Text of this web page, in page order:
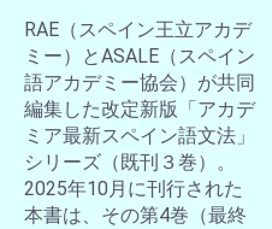
RAE（スペイン王立アカデ
ミー）とASALE（スペイン
語アカデミー協会）が共同
編集した改定新版「アカデ
ミア最新スペイン語文法」
シリーズ（既刊３巻）。
2025年10月に刊行された
本書は、その第4巻（最終